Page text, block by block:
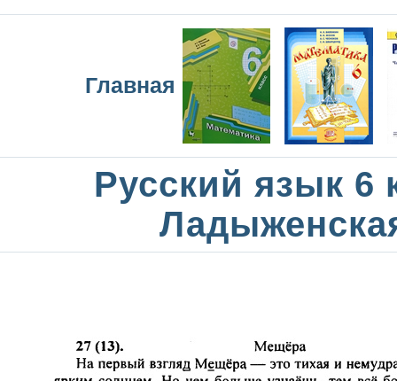
Главная
Русский язык 6